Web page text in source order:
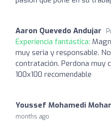
Aaron Quevedo Andujar
Experiencia fantástica:
muy seria y responsable.
contratación. Perdona muy
100x100 recomendable
Youssef Mohamedi
months ago